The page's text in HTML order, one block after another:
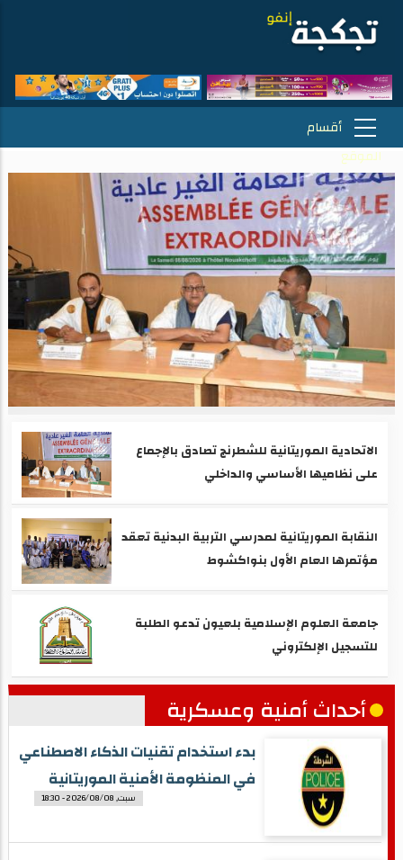
الاتحادية الموريتانية للشطرنج تصادق بالإجماع
على نظاميها الأساسي والداخلي
النقابة الموريتانية لمدرسي التربية البدنية تعقد
مؤتمرها العام الأول بنواكشوط
جامعة العلوم الإسلامية بلعيون تدعو الطلبة
للتسجيل الإلكتروني
أحداث أمنية وعسكرية
بدء استخدام تقنيات الذكاء الاصطناعي
في المنظومة الأمنية الموريتانية
سبت, 2026/08/08 - 18:30